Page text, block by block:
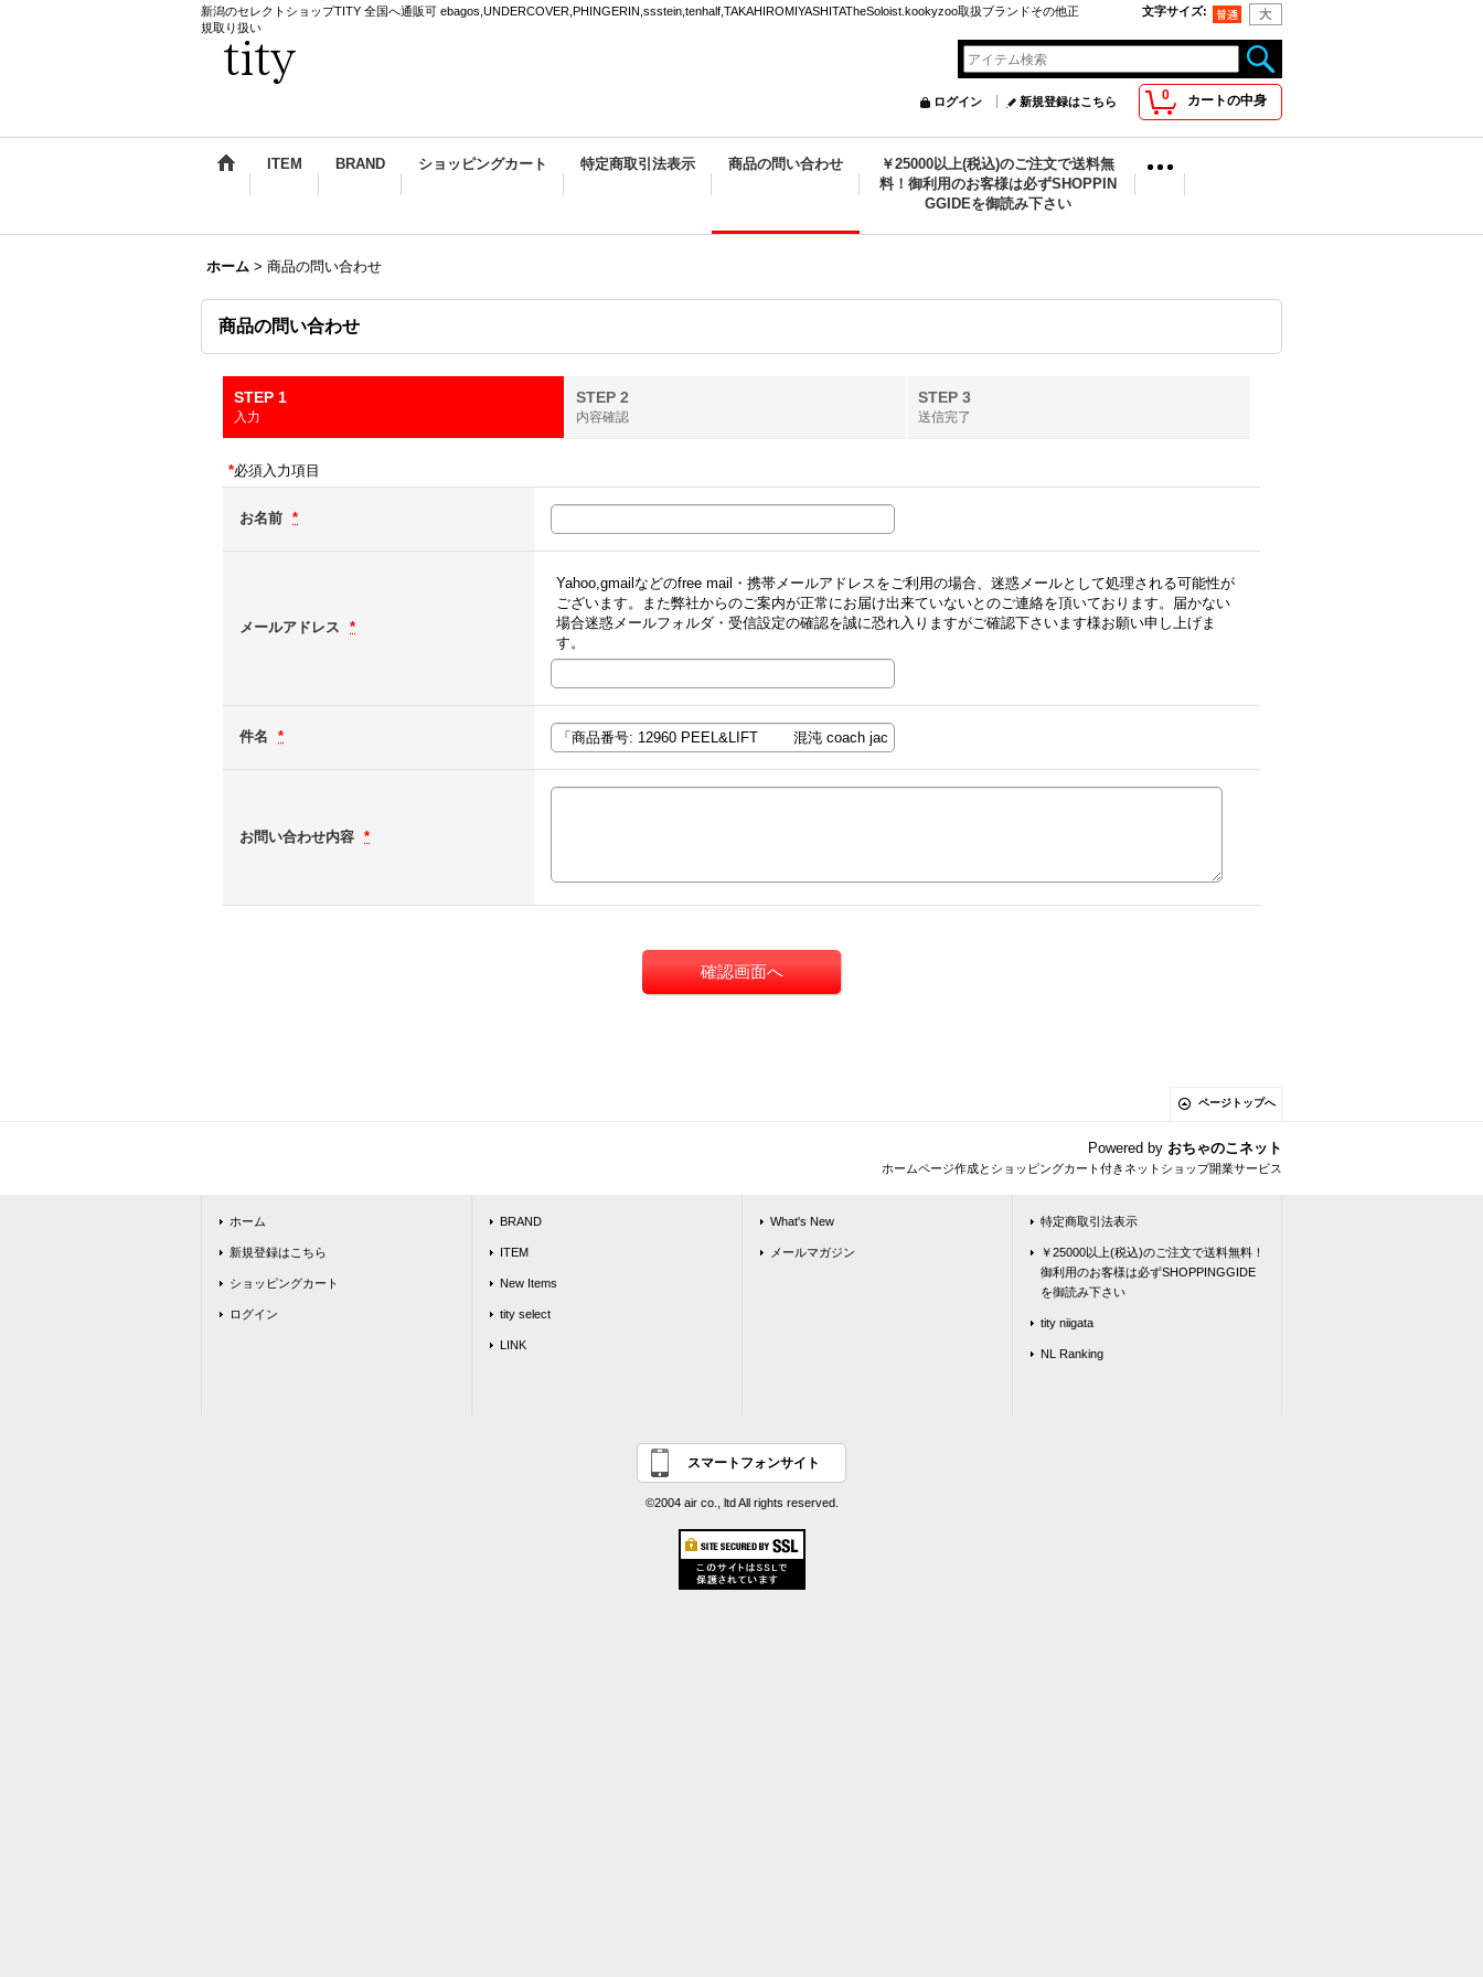
新潟のセレクトショップTITY 全国へ通販可 ebagos,UNDERCOVER,PHINGERIN,ssstein,tenhalf,TAKAHIROMIYASHITATheSoloist.kookyzoo取扱ブランドその他正
規取り扱い
文字サイズ:
0 カートの中身
ログイン 新規登録はこちら
ITEM BRAND ショッピングカート 特定商取引法表示 商品の問い合わせ
￥25000以上(税込)のご注文で送料無
料！御利用のお客様は必ずSHOPPIN
GGIDEを御読み下さい
ホーム > 商品の問い合わせ
商品の問い合わせ
STEP 1
入力
STEP 2
内容確認
STEP 3
送信完了
*必須入力項目
お名前 *
メールアドレス *
Yahoo,gmailなどのfree mail・携帯メールアドレスをご利用の場合、迷惑メールとして処理される可能性が
ございます。また弊社からのご案内が正常にお届け出来ていないとのご連絡を頂いております。届かない
場合迷惑メールフォルダ・受信設定の確認を誠に恐れ入りますがご確認下さいます様お願い申し上げま
す。
件名 *
お問い合わせ内容 *
ページトップへ
Powered by おちゃのこネット
ホームページ作成とショッピングカート付きネットショップ開業サービス
ホーム
新規登録はこちら
ショッピングカート
ログイン
BRAND
ITEM
New Items
tity select
LINK
What's New
メールマガジン
特定商取引法表示
￥25000以上(税込)のご注文で送料無料！
御利用のお客様は必ずSHOPPINGGIDE
を御読み下さい
tity niigata
NL Ranking
スマートフォンサイト
©2004 air co., ltd All rights reserved.